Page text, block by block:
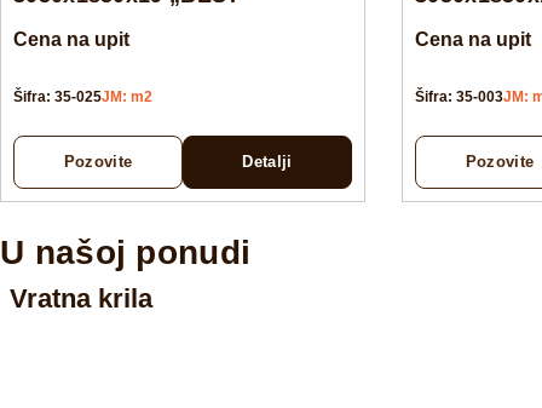
Cena na upit
Šifra: 35-025JM: m2
Pozovite Detalji
Cena na upit
Šifra: 35-003JM:
Pozovite
U našoj ponudi
Vratna krila